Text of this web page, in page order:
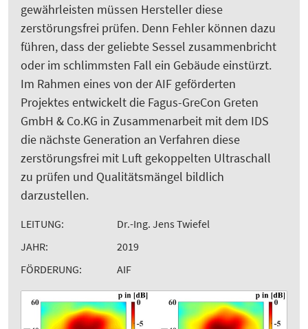
gewährleisten müssen Hersteller diese
zerstörungsfrei prüfen. Denn Fehler können dazu
führen, dass der geliebte Sessel zusammenbricht
oder im schlimmsten Fall ein Gebäude einstürzt.
Im Rahmen eines von der AIF geförderten
Projektes entwickelt die Fagus-GreCon Greten
GmbH & Co.KG in Zusammenarbeit mit dem IDS
die nächste Generation an Verfahren diese
zerstörungsfrei mit Luft gekoppelten Ultraschall
zu prüfen und Qualitätsmängel bildlich
darzustellen.
LEITUNG:
Dr.-Ing. Jens Twiefel
JAHR:
2019
FÖRDERUNG:
AIF